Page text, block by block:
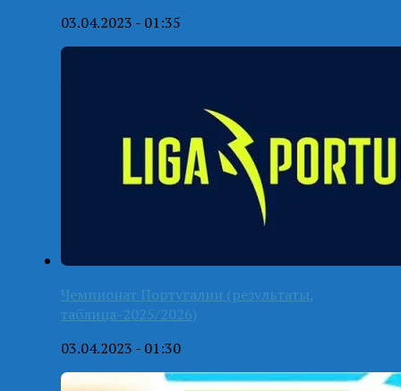
03.04.2023 - 01:35
Чемпионат Португалии (результаты,
таблица-2025/2026)
03.04.2023 - 01:30